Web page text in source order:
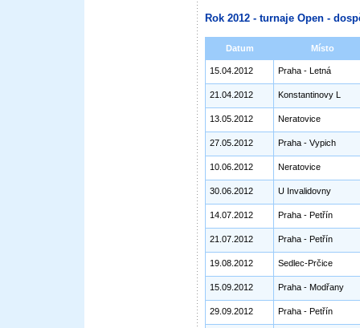
Rok 2012 - turnaje Open -
Datum Místo
15.04.2012 Praha - Letná
21.04.2012 Konstantinovy L
13.05.2012 Neratovice
27.05.2012 Praha - Vypich
10.06.2012 Neratovice
30.06.2012 U Invalidovny
14.07.2012 Praha - Petřín
21.07.2012 Praha - Petřín
19.08.2012 Sedlec-Prčice
15.09.2012 Praha - Modřany
29.09.2012 Praha - Petřín